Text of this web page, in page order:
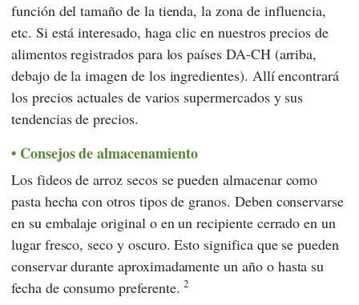
función del tamaño de la tienda, la zona de influencia,
etc. Si está interesado, haga clic en nuestros precios de
alimentos registrados para los países DA-CH (arriba,
debajo de la imagen de los ingredientes). Allí encontrará
los precios actuales de varios supermercados y sus
tendencias de precios.
Consejos de almacenamiento
Los fideos de arroz secos se pueden almacenar como
pasta hecha con otros tipos de granos. Deben conservarse
en su embalaje original o en un recipiente cerrado en un
lugar fresco, seco y oscuro. Esto significa que se pueden
conservar durante aproximadamente un año o hasta su
fecha de consumo preferente.2